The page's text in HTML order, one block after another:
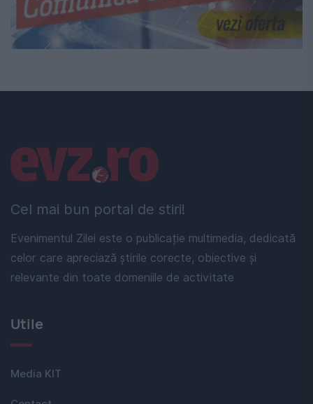
Cel mai bun portal de stiri!
Evenimentul Zilei este o publicație multimedia, dedicată
celor care apreciază știrile corecte, obiective și
relevante din toate domeniile de activitate
Linkuri utile
Utile
Media KIT